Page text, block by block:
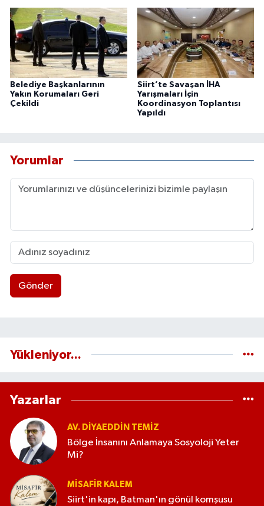
Belediye Başkanlarının
Yakın Korumaları Geri
Çekildi
Siirt’te Savaşan İHA
Yarışmaları İçin
Koordinasyon Toplantısı
Yapıldı
Yorumlar
Gönder
Yükleniyor...
Yazarlar
AV. DIYAEDDIN TEMIZ
Bölge İnsanını Anlamaya Sosyoloji Yeter
Mi?
MISAFIR KALEM
Siirt'in kapı, Batman'ın gönül komşusu